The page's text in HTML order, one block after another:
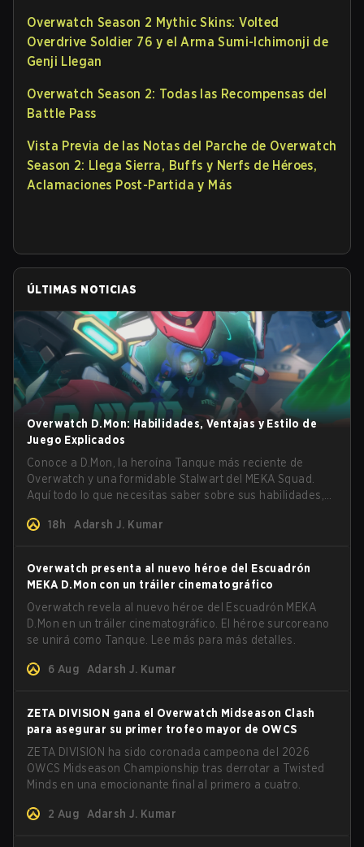
Overwatch Season 2 Mythic Skins: Volted
Overdrive Soldier 76 y el Arma Sumi-Ichimonji de
Genji Llegan
Overwatch Season 2: Todas las Recompensas del
Battle Pass
Vista Previa de las Notas del Parche de Overwatch
Season 2: Llega Sierra, Buffs y Nerfs de Héroes,
Aclamaciones Post-Partida y Más
ÚLTIMAS NOTICIAS
Overwatch D.Mon: Habilidades, Ventajas y Estilo de
Juego Explicados
Conoce a D.Mon, la heroína Tanque más reciente de
Overwatch y una formidable Stalwart del MEKA Squad.
Aquí todo lo que necesitas saber sobre sus habilidades,
18h
Adarsh J. Kumar
Overwatch presenta al nuevo héroe del Escuadrón
MEKA D.Mon con un tráiler cinematográfico
Overwatch revela al nuevo héroe del Escuadrón MEKA
D.Mon en un tráiler cinematográfico. El héroe surcoreano
se unirá como Tanque. Lee más para más detalles.
6 Aug Adarsh J. Kumar
ZETA DIVISION gana el Overwatch Midseason Clash
para asegurar su primer trofeo mayor de OWCS
ZETA DIVISION ha sido coronada campeona del 2026
OWCS Midseason Championship tras derrotar a Twisted
Minds en una emocionante final al primero a cuatro.
2 Aug Adarsh J. Kumar